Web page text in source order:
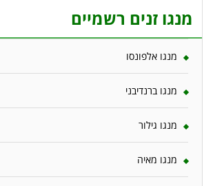
מנגו זנים רשמיים
מנגו אלפונסו
מנגו ברנדיבני
מנגו גילור
מנגו מאיה